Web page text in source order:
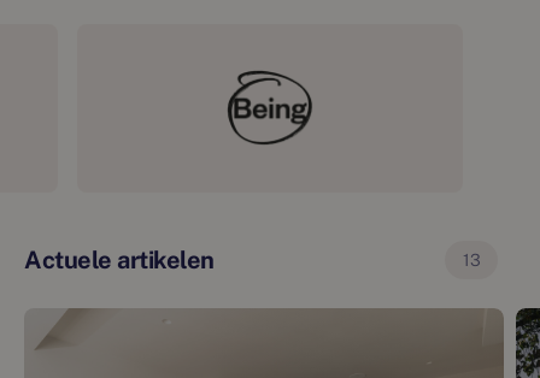
Actuele artikelen 13